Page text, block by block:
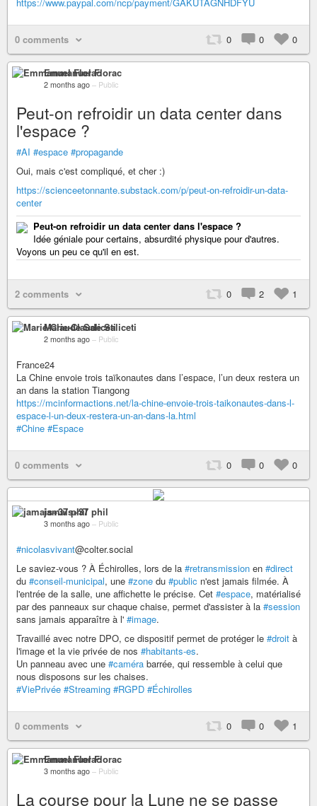
0 comments 0 0 0
Emmanuel Florac
2 months ago – Public
Peut-on refroidir un data center dans
l'espace ?
#AI #espace #propagande
Oui, mais c'est compliqué, et cher :)
https://scienceetonnante.substack.com/p/peut-on-refroidir-un-data-
center
Peut-on refroidir un data center dans l'espace ?
Idée géniale pour certains, absurdité physique pour d'autres.
Voyons un peu ce qu'il en est.
2 comments 0 2 1
Marie-Claude Saliceti
2 months ago – Public
France24
La Chine envoie trois taïkonautes dans l’espace, l’un deux restera un
an dans la station Tiangong
https://mcinformactions.net/la-chine-envoie-trois-taikonautes-dans-l-
espace-l-un-deux-restera-un-an-dans-la.html
#Chine #Espace
0 comments 0 0 0
jamais+37 phil
3 months ago – Public
#nicolasvivant@colter.social
Le saviez-vous ? À Échirolles, lors de la #retransmission en #direct
du #conseil-municipal, une #zone du #public n'est jamais filmée. À
l'entrée de la salle, une affichette le précise. Cet #espace, matérialisé
par des panneaux sur chaque chaise, permet d'assister à la #session
sans jamais apparaître à l' #image.
Travaillé avec notre DPO, ce dispositif permet de protéger le #droit à
l'image et la vie privée de nos #habitants-es.
Un panneau avec une #caméra barrée, qui ressemble à celui que
nous disposons sur les chaises.
#ViePrivée #Streaming #RGPD #Échirolles
0 comments 0 0 1
Emmanuel Florac
3 months ago – Public
La course pour la Lune ne se passe